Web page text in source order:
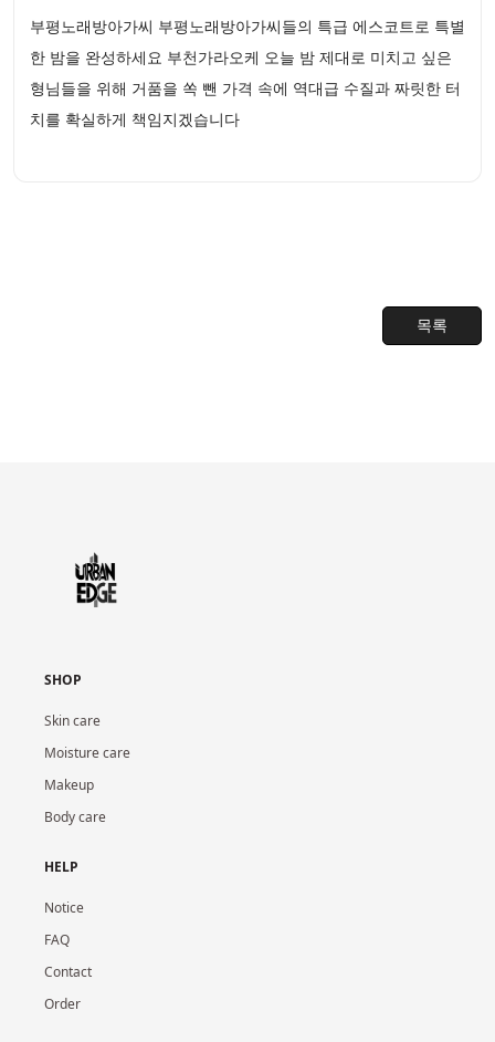
부평노래방아가씨 부평노래방아가씨들의 특급 에스코트로 특별
한 밤을 완성하세요 부천가라오케 오늘 밤 제대로 미치고 싶은
형님들을 위해 거품을 쏙 뺀 가격 속에 역대급 수질과 짜릿한 터
치를 확실하게 책임지겠습니다
목록
SHOP
Skin care
Moisture care
Makeup
Body care
HELP
Notice
FAQ
Contact
Order